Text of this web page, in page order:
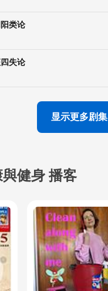
类论
失论
显示更多剧集
健身 播客